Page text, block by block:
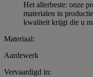
Het allerbeste: onze
materialen in
kwaliteit krijgt die u
Materiaal:
Aardewerk
Vervaardigd in: